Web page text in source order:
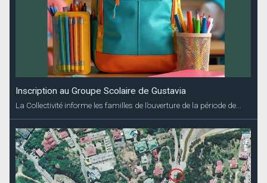
Inscription au Groupe Scolaire de Gustavia
La Collectivité informe les familles de l’ouverture de la période de...